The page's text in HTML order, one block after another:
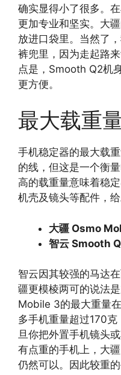
确实显得小了很多。
更加专业和坚实。大
放进口袋里。当然了
裤兜里，因为走起路
点是，Smooth Q2机
更方便。
最大载重
手机稳定器的最大载
的线，但这是一个衡
高的载重量意味着稳
机壳及镜头等配件，
大疆 Osmo
智云 Smooth
智云因其较强的马达
疆更模棱两可的说法
Mobile 3的最大重量
多手机重量超过170
旦你把外置手机镜头
有点重的手机上，大
仍然可以。因此较重